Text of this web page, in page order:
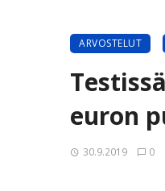
ARVOSTELUT
euron
30.9.2019 0